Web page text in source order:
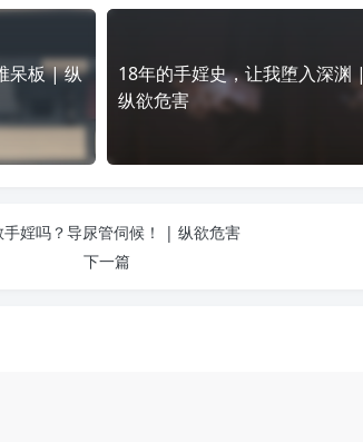
呆板 | 纵
18年的手婬史，让我堕入深渊 |
纵欲危害
手婬吗？导尿管伺候！ | 纵欲危害
下一篇